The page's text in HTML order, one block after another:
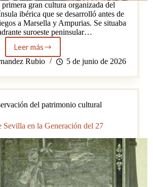
primera gran cultura organizada del
ibérica que se desarrolló antes de
a Marsella y Ampurias. Se situaba
suroeste peninsular…
Leer másTartessos:
mito,
y
evolución
Primera
origen,
y
visión
mítica
de
Tartessos
Rubio 5 de junio de 2026
del patrimonio cultural
Sevilla en la Generación del 27